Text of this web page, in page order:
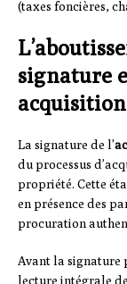
(taxes foncières,
signature
acquisition
La signature de l’
du processus
propriété. Cette
en présence des
procuration
Avant la signature
lecture intégrale